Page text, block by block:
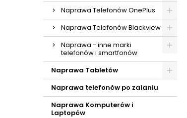
Naprawa Telefonów OnePlus
Naprawa Telefonów Blackview
Naprawa - inne marki
telefonów i smartfonów
Naprawa Tabletów
Naprawa telefonów po zalaniu
Naprawa Komputerów i
Laptopów